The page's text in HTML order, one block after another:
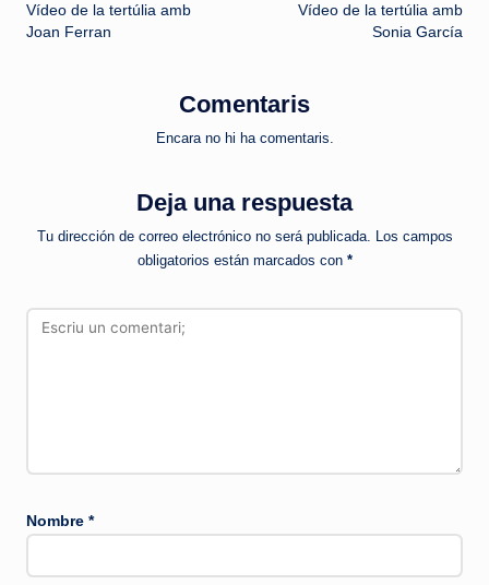
de
Vídeo de la tertúlia amb
Joan Ferran
Vídeo de la tertúlia amb
Sonia García
Comentaris
Encara no hi ha comentaris.
Deja una respuesta
Tu dirección de correo electrónico no será publicada. Los campos
obligatorios están marcados con *
Nombre *